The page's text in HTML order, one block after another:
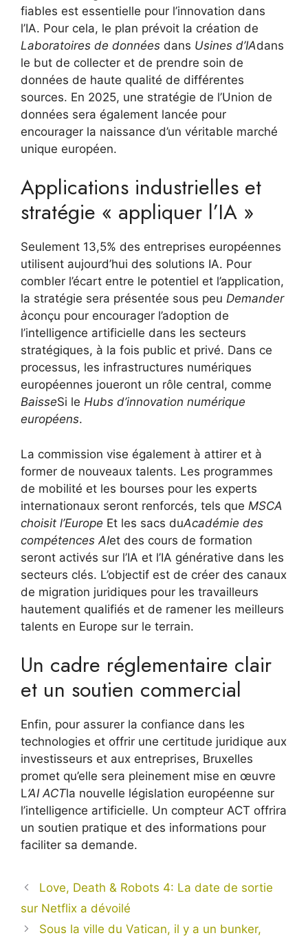
fiables est essentielle pour l’innovation dans
l’IA. Pour cela, le plan prévoit la création de
Laboratoires de données dans Usines d’IAdans
le but de collecter et de prendre soin de
données de haute qualité de différentes
sources. En 2025, une stratégie de l’Union de
données sera également lancée pour
encourager la naissance d’un véritable marché
unique européen.
Applications industrielles et
stratégie « appliquer l’IA »
Seulement 13,5% des entreprises européennes
utilisent aujourd’hui des solutions IA. Pour
combler l’écart entre le potentiel et l’application,
la stratégie sera présentée sous peu Demander
àconçu pour encourager l’adoption de
l’intelligence artificielle dans les secteurs
stratégiques, à la fois public et privé. Dans ce
processus, les infrastructures numériques
européennes joueront un rôle central, comme
BaisseSi le Hubs d’innovation numérique
européens.
La commission vise également à attirer et à
former de nouveaux talents. Les programmes
de mobilité et les bourses pour les experts
internationaux seront renforcés, tels que MSCA
choisit l’Europe Et les sacs duAcadémie des
compétences AIet des cours de formation
seront activés sur l’IA et l’IA générative dans les
secteurs clés. L’objectif est de créer des canaux
de migration juridiques pour les travailleurs
hautement qualifiés et de ramener les meilleurs
talents en Europe sur le terrain.
Un cadre réglementaire clair
et un soutien commercial
Enfin, pour assurer la confiance dans les
technologies et offrir une certitude juridique aux
investisseurs et aux entreprises, Bruxelles
promet qu’elle sera pleinement mise en œuvre
L‘AI ACTla nouvelle législation européenne sur
l’intelligence artificielle. Un compteur ACT offrira
un soutien pratique et des informations pour
faciliter sa demande.
Love, Death & Robots 4: La date de sortie
sur Netflix a dévoilé
Sous la ville du Vatican, il y a un bunker,